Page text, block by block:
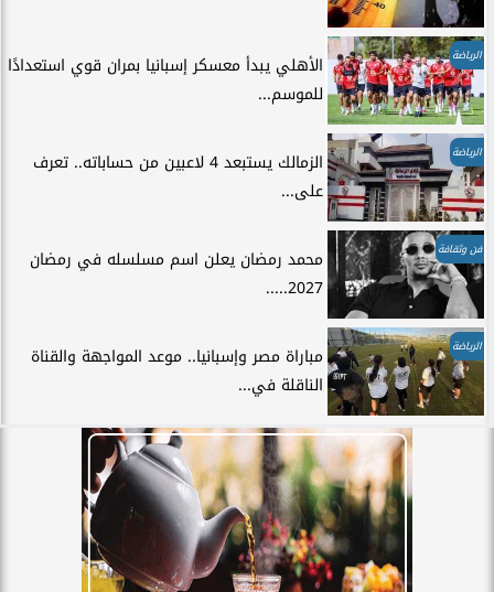
الرياضة
الأهلي يبدأ معسكر إسبانيا بمران قوي استعدادًا
للموسم...
الرياضة
الزمالك يستبعد 4 لاعبين من حساباته.. تعرف
على...
فن وثقافة
محمد رمضان يعلن اسم مسلسله في رمضان
2027.....
الرياضة
مباراة مصر وإسبانيا.. موعد المواجهة والقناة
الناقلة في...